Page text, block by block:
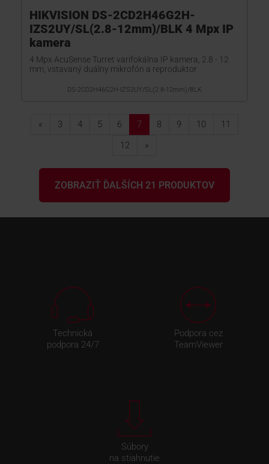
HIKVISION DS-2CD2H46G2H-
IZS2UY/SL(2.8-12mm)/BLK 4 Mpx IP
kamera
4 Mpx AcuSense Turret varifokálna IP kamera, 2.8 - 12
mm, vstavaný duálny mikrofón a reproduktor
DS-2CD2H46G2H-IZS2UY/SL(2.8-12mm)/BLK
« 3 4 5 6 7 8 9 10
11
12
»
ZOBRAZIŤ ĎALŠÍCH 21 PRODUKTOV
Technická
podpora 24/7
Podpora cez
TeamViewer
Súbory
na stiahnutie